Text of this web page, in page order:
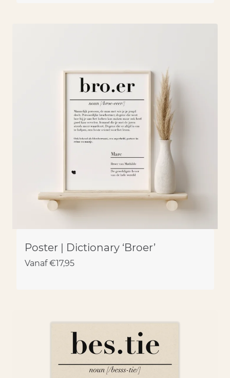
Poster | Dictionary ‘Broer’
Vanaf €17,95